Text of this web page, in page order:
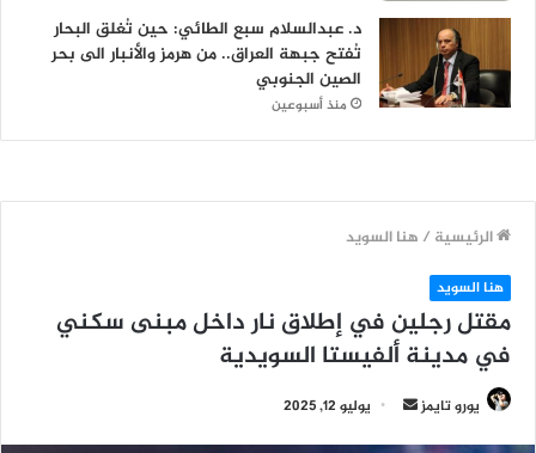
د. عبدالسلام سبع الطائي: حين تُغلق البحار
تُفتح جبهة العراق.. من هرمز والأنبار الى بحر
الصين الجنوبي
منذ أسبوعين